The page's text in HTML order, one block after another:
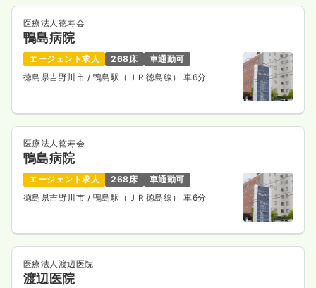
医療法人徳寿会
鴨島病院
エージェント求人 268床
車通勤可
徳島県吉野川市 / 鴨島駅（ＪＲ徳島線） 車6分
医療法人徳寿会
鴨島病院
エージェント求人 268床
車通勤可
徳島県吉野川市 / 鴨島駅（ＪＲ徳島線） 車6分
医療法人渡辺医院
渡辺医院